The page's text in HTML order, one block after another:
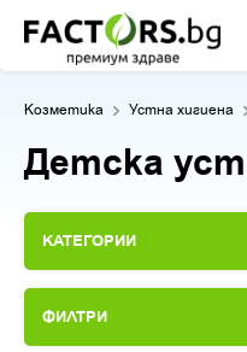
Козметика Устна хигиена
Детска
КАТЕГОРИИ
ФИЛТРИ